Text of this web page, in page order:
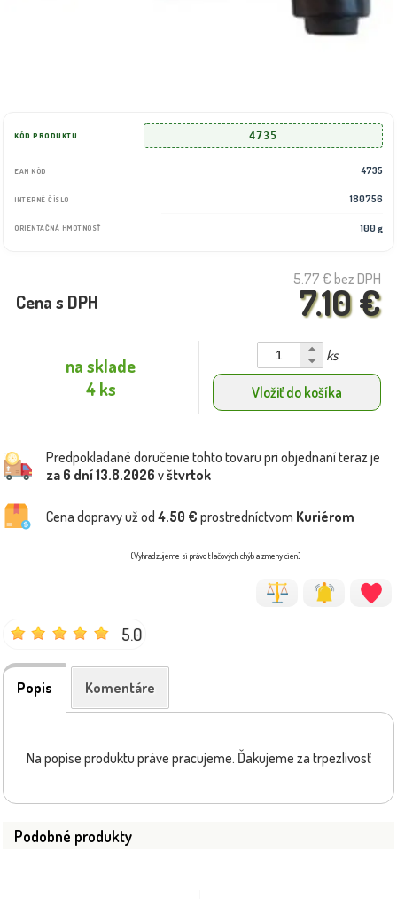
KÓD PRODUKTU 4735
EAN KÓD 4735
INTERNÉ ČÍSLO 180756
ORIENTAČNÁ HMOTNOSŤ 100 g
5.77 € bez DPH
7.10 €
Cena s DPH
na sklade
4 ks
ks
Vložiť do košíka
Predpokladané doručenie tohto tovaru pri objednaní teraz je
za 6 dní13.8.2026 vštvrtok
Cena dopravy už od 4.50 € prostredníctvom Kuriérom
(Vyhradzujeme si právo tlačových chýb a zmeny cien)
5.0
Popis Komentáre
Na popise produktu práve pracujeme. Ďakujeme za trpezlivosť
Podobné produkty